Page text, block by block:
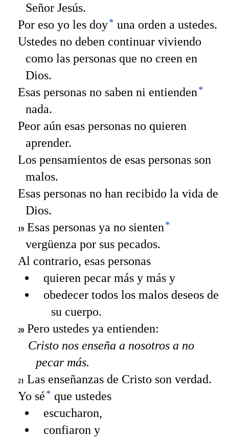
Señor Jesús.
Por eso yo les doy* una orden a ustedes.
Ustedes no deben continuar viviendo
como las personas que no creen en
Dios.
Esas personas no saben ni entienden*
nada.
Peor aún esas personas no quieren
aprender.
Los pensamientos de esas personas son
malos.
Esas personas no han recibido la vida de
Dios.
19 Esas personas ya no sienten*
vergüenza por sus pecados.
Al contrario, esas personas
quieren pecar más y más y
obedecer todos los malos deseos de
su cuerpo.
20 Pero ustedes ya entienden:
Cristo nos enseña a nosotros a no
pecar más.
21 Las enseñanzas de Cristo son verdad.
Yo sé* que ustedes
escucharon,
confiaron y